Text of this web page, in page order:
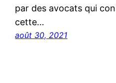
par des avocats qui
cette…
août 30, 2021